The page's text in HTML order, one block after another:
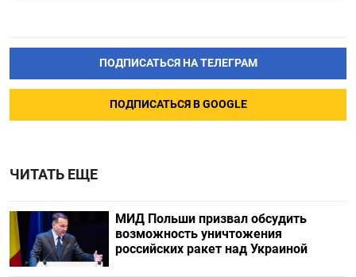
ПОДПИСАТЬСЯ НА ТЕЛЕГРАМ
ПОДПИСАТЬСЯ В GOOGLE
ЧИТАТЬ ЕЩЕ
МИД Польши призвал обсудить
возможность уничтожения
российских ракет над Украиной